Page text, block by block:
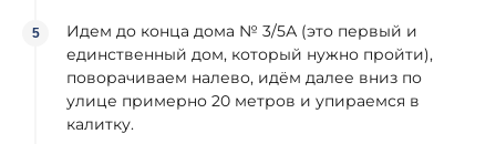
Идем до конца дома № 3/5А (это первый и
единственный дом, который нужно пройти),
поворачиваем налево, идём далее вниз по
улице примерно 20 метров и упираемся в
калитку.